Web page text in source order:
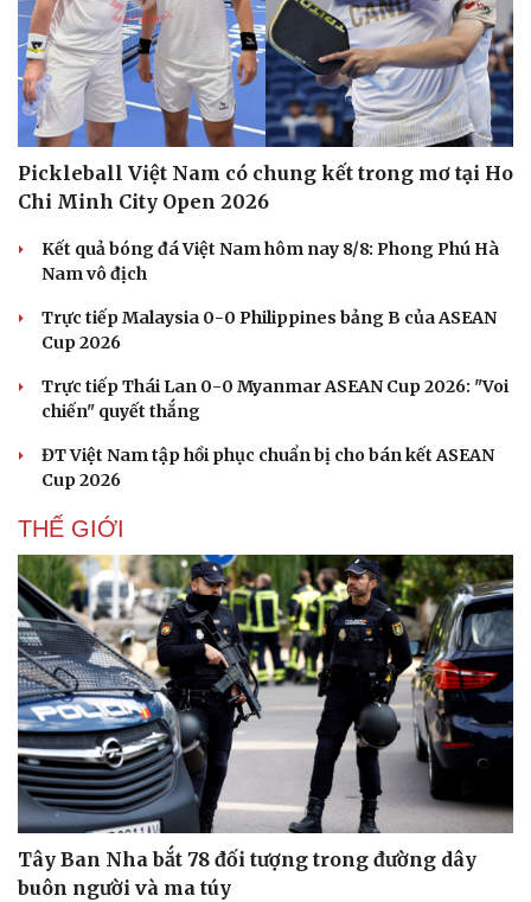
Kể chuyện cho bé
Hạt giống tâm hồn
Pickleball Việt Nam có chung kết trong mơ tại Ho
Chi Minh City Open 2026
Kết quả bóng đá Việt Nam hôm nay 8/8: Phong Phú Hà
Nam vô địch
Trực tiếp Malaysia 0-0 Philippines bảng B của ASEAN
Cup 2026
Trực tiếp Thái Lan 0-0 Myanmar ASEAN Cup 2026: "Voi
chiến" quyết thắng
ĐT Việt Nam tập hồi phục chuẩn bị cho bán kết ASEAN
Cup 2026
THẾ GIỚI
Tây Ban Nha bắt 78 đối tượng trong đường dây
buôn người và ma túy